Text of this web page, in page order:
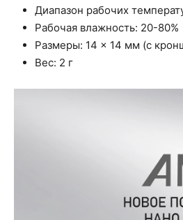
Диапазон рабочих
Рабочая влажность: 20-80%
Размеры: 14 × 14 мм (с
Вес: 2 г